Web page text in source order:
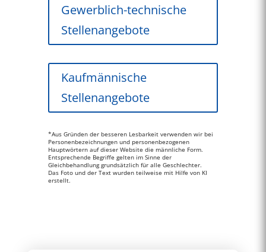
Gewerblich-technische
Stellenangebote
Kaufmännische
Stellenangebote
*Aus Gründen der besseren Lesbarkeit verwenden wir bei
Personenbezeichnungen und personenbezogenen
Hauptwörtern auf dieser Website die männliche Form.
Entsprechende Begriffe gelten im Sinne der
Gleichbehandlung grundsätzlich für alle Geschlechter.
Das Foto und der Text wurden teilweise mit Hilfe von KI
erstellt.